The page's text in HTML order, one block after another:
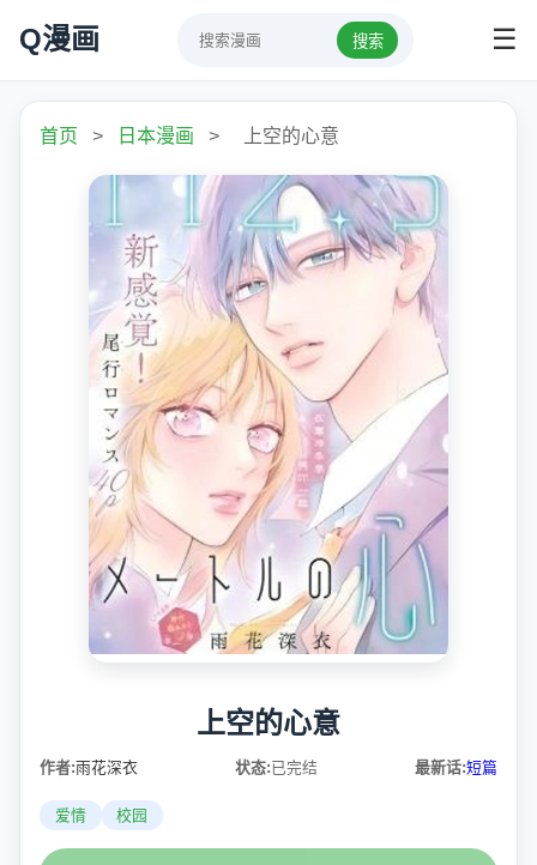
Q漫画 搜索 ☰
首页 > 日本漫画 > 上空的心意
上空的心意
作者:雨花深衣 状态:已完结 最新话:短篇
爱情 校园